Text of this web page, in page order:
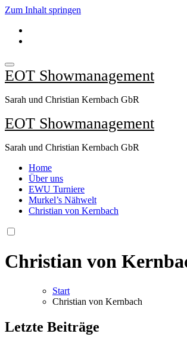
Zum Inhalt springen
EOT Showmanagement
Sarah und Christian Kernbach GbR
EOT Showmanagement
Sarah und Christian Kernbach GbR
Home
Über uns
EWU Turniere
Murkel’s Nähwelt
Christian von Kernbach
Christian von
Start
Christian von Kernbach
Letzte Beiträge